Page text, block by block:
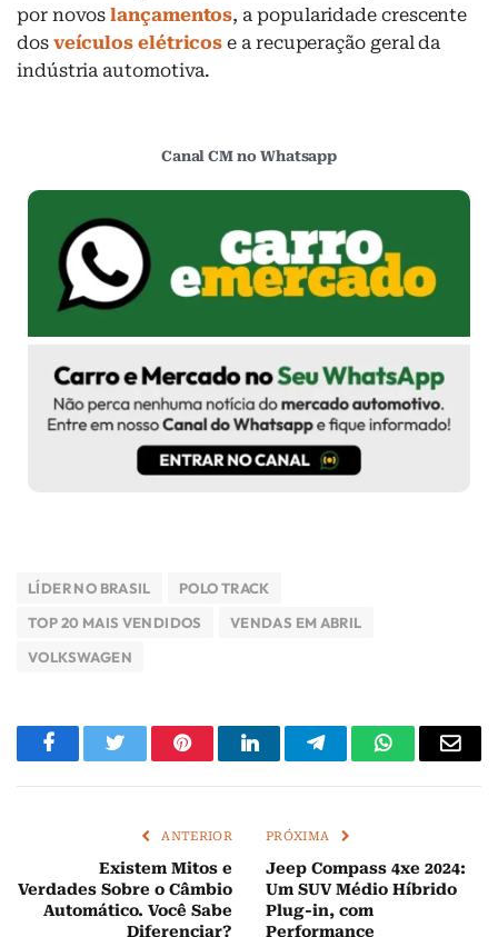
por novoslançamentos, a popularidade crescente
dos veículos elétricos e a recuperação geral da
indústria automotiva.
Canal CM no Whatsapp
LÍDER NO BRASIL
POLO TRACK
TOP 20 MAIS VENDIDOS
VENDAS EM ABRIL
VOLKSWAGEN
FacebookTwitterPinterestLinkedInTelegramWhatsApp
E-
ANTERIOR
Existem Mitos e
Verdades Sobre o Câmbio
Automático. Você Sabe
Diferenciar?
PRÓXIMA
Jeep Compass 4xe 2024:
Um SUV Médio Híbrido
Plug-in, com
Performance